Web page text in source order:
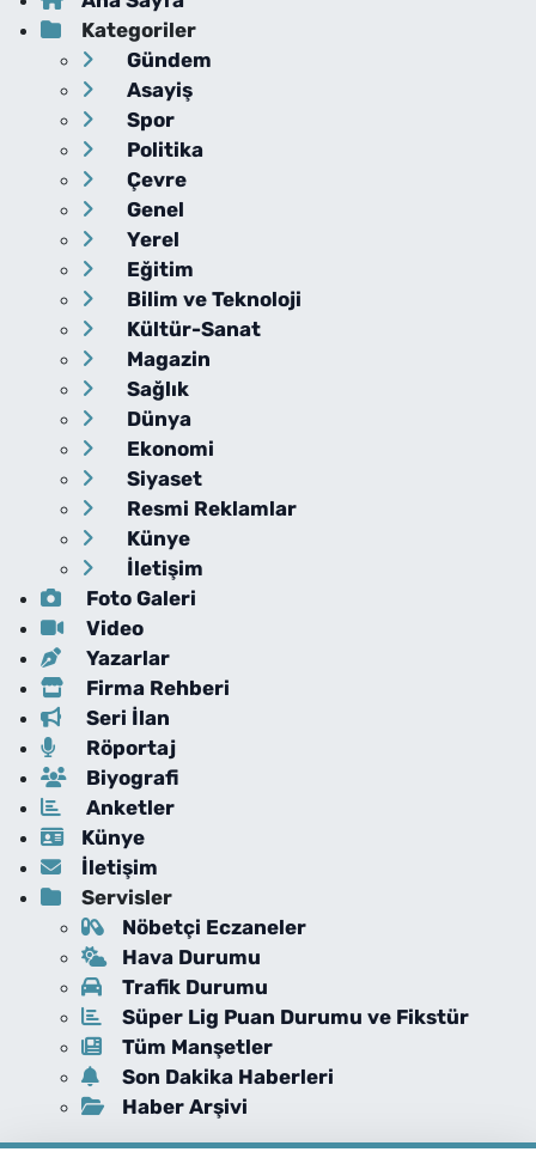
Kategoriler
Gündem
Asayiş
Spor
Politika
Çevre
Genel
Yerel
Eğitim
Bilim ve Teknoloji
Kültür-Sanat
Magazin
Sağlık
Dünya
Ekonomi
Siyaset
Resmi Reklamlar
Künye
İletişim
Foto Galeri
Video
Yazarlar
Firma Rehberi
Seri İlan
Röportaj
Biyografi
Anketler
Künye
İletişim
Servisler
Nöbetçi Eczaneler
Hava Durumu
Trafik Durumu
Süper Lig Puan Durumu ve Fikstür
Tüm Manşetler
Son Dakika Haberleri
Haber Arşivi